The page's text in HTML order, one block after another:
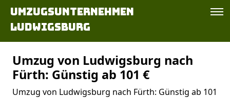
Umzugsunternehmen
Ludwigsburg
Umzug von Ludwigsburg nach
Fürth: Günstig ab 101 €
Umzug von Ludwigsburg nach Fürth: Günstig ab 101